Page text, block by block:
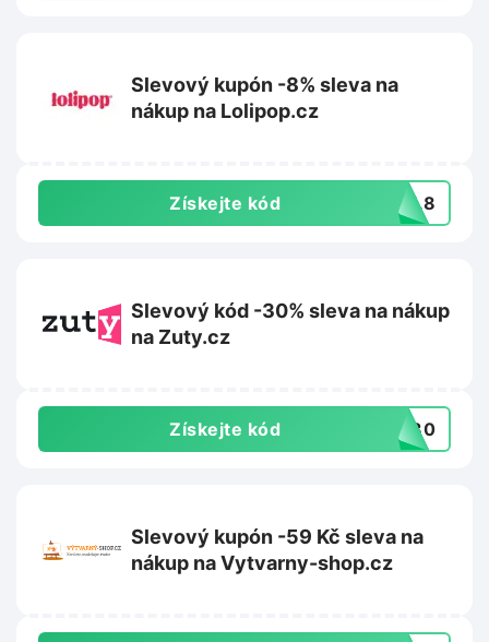
Slevový kupón -8% sleva na
nákup na Lolipop.cz
Získejte kód AFL8
Slevový kód -30% sleva na nákup
na Zuty.cz
Získejte kód VA30
Slevový kupón -59 Kč sleva na
nákup na Vytvarny-shop.cz